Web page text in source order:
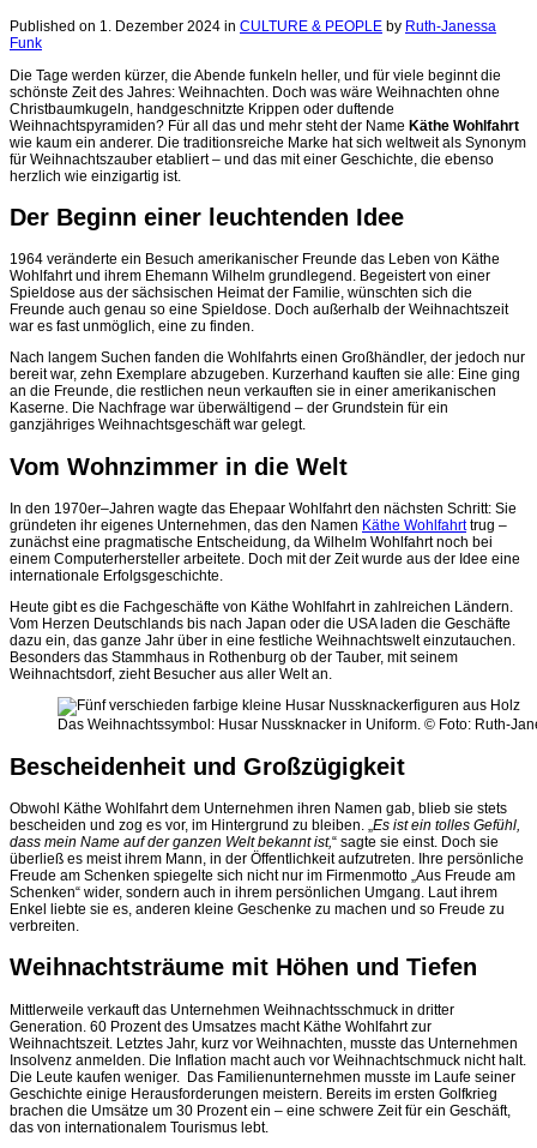
Published on 1. Dezember 2024 in CULTURE & PEOPLE by Ruth-Janessa
Funk
Die Tage werden kürzer, die Abende funkeln heller, und für viele beginnt die
schönste Zeit des Jahres: Weihnachten. Doch was wäre Weihnachten ohne
Christbaumkugeln, handgeschnitzte Krippen oder duftende
Weihnachtspyramiden? Für all das und mehr steht der Name Käthe Wohlfahrt
wie kaum ein anderer. Die traditionsreiche Marke hat sich weltweit als Synonym
für Weihnachtszauber etabliert – und das mit einer Geschichte, die ebenso
herzlich wie einzigartig ist.
Der Beginn einer leuchtenden Idee
1964 veränderte ein Besuch amerikanischer Freunde das Leben von Käthe
Wohlfahrt und ihrem Ehemann Wilhelm grundlegend . Begeistert von einer
Spieldose aus der sächsischen Heimat der Familie, wünschten sich die
Freunde auch genau so eine Spieldose. Doch außerhalb der Weihnachtszeit
war es fast unmöglich, eine zu finden.
Nach langem Suchen fanden die Wohlfahrts einen Großhändler, der jedoch nur
bereit war, zehn Exemplare abzugeben. Kurzerhand kauften sie alle: Eine ging
an die Freunde, die restlichen neun verkauften sie in einer amerikanischen
Kaserne. Die Nachfrage war überwältigend – der Grundstein für ein
ganzjähriges Weihnachtsgeschäft war gelegt.
Vom Wohnzimmer in die Welt
In den 1970er–Jahren wagte das Ehepaar Wohlfahrt den nächsten Schritt: Sie
gründeten ihr eigenes Unternehmen, das den Namen Käthe Wohlfahrt trug –
zunächst eine pragmatische Entscheidung, da Wilhelm Wohlfahrt noch bei
einem Computerhersteller arbeitete. Doch mit der Zeit wurde aus der Idee eine
internationale Erfolgsgeschichte.
Heute gibt es die Fachgeschäfte von Käthe Wohlfahrt in zahlreichen Ländern.
Vom Herzen Deutschlands bis nach Japan oder die USA laden die Geschäfte
dazu ein, das ganze Jahr über in eine festliche Weihnachtswelt einzutauchen.
Besonders das Stammhaus in Rothenburg ob der Tauber, mit seinem
Weihnachtsdorf, zieht Besucher aus aller Welt an.
Das Weihnachtssymbol: Husar Nussknacker in Uniform. © Foto: Ruth-
Bescheidenheit und Großzügigkeit
Obwohl Käthe Wohlfahrt dem Unternehmen ihren Namen gab, blieb sie stets
bescheiden und zog es vor, im Hintergrund zu bleiben. „Es ist ein tolles Gefühl,
dass mein Name auf der ganzen Welt bekannt ist,“ sagte sie einst. Doch sie
überließ es meist ihrem Mann, in der Öffentlichkeit aufzutreten. Ihre persönliche
Freude am Schenken spiegelte sich nicht nur im Firmenmotto „Aus Freude am
Schenken“ wider, sondern auch in ihrem persönlichen Umgang. Laut ihrem
Enkel liebte sie es, anderen kleine Geschenke zu machen und so Freude zu
verbreiten.
Weihnachtsträume mit Höhen und Tiefen
Mittlerweile verkauft das Unternehmen Weihnachtsschmuck in dritter
Generation. 60 Prozent des Umsatzes macht Käthe Wohlfahrt zur
Weihnachtszeit. Letztes Jahr, kurz vor Weihnachten, musste das Unternehmen
Insolvenz anmelden. Die Inflation macht auch vor Weihnachtschmuck nicht halt.
Die Leute kaufen weniger. Das Familienunternehmen musste im Laufe seiner
Geschichte einige Herausforderungen meistern. Bereits im ersten Golfkrieg
brachen die Umsätze um 30 Prozent ein – eine schwere Zeit für ein Geschäft,
das von internationalem Tourismus lebt.